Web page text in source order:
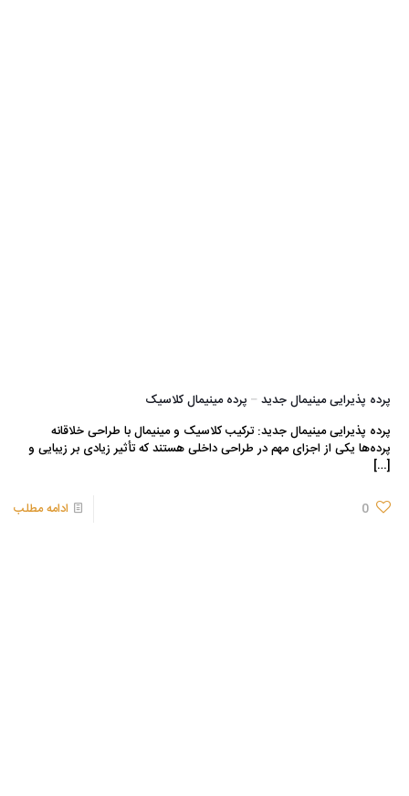
پرده پذیرایی مینیمال جدید – پرده مینیمال کلاسیک
پرده پذیرایی مینیمال جدید: ترکیب کلاسیک و مینیمال با طراحی خلاقانه
پرده‌ها یکی از اجزای مهم در طراحی داخلی هستند که تأثیر زیادی بر زیبایی و
[…]
0 ادامه مطلب